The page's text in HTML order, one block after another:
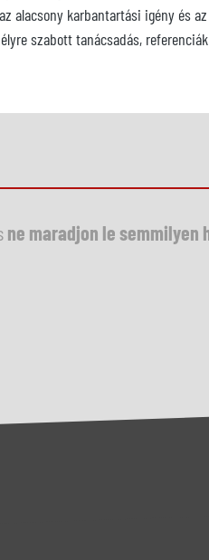
alacsony karbantartási igény és
szabott tanácsadás,
ne maradjon le semmilyen